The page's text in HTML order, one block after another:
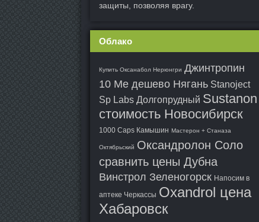
защиты, позволяя врагу.
Облако
Купить Оксанабол Нерюнгри Джинтропин
10 Ме дешево Нягань Stanoject
Sp Labs Долгопрудный Sustanon
стоимость Новосибирск
1000 Caps Камышин Мастерон + Станаза
Октябрьский Оксандролон Соло
сравнить цены Дубна
Винстрол Зеленогорск Напосим в
аптеке Черкассы Oxandrol цена
Хабаровск